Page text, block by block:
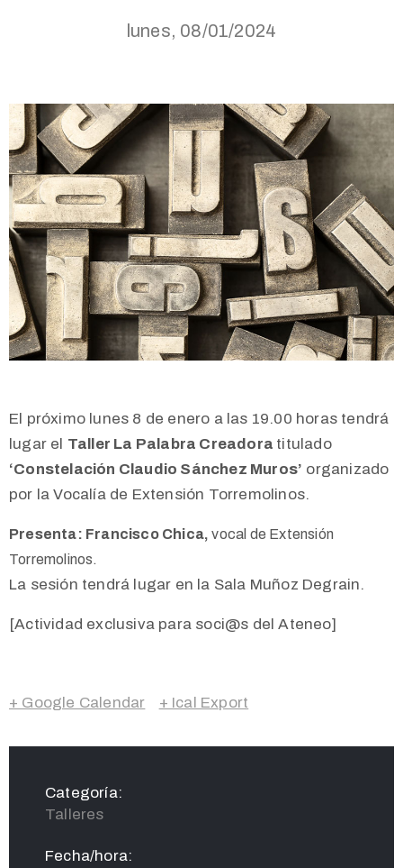
lunes, 08/01/2024
El próximo lunes 8 de enero a las 19.00 horas tendrá
lugar el Taller La Palabra Creadora titulado
‘Constelación Claudio Sánchez Muros’ organizado
por la Vocalía de Extensión Torremolinos.
Presenta: Francisco Chica, vocal de Extensión
Torremolinos.
La sesión tendrá lugar en la Sala Muñoz Degrain.
[Actividad exclusiva para soci@s del Ateneo]
+ Google Calendar + Ical Export
Categoría:
Talleres
Fecha/hora: